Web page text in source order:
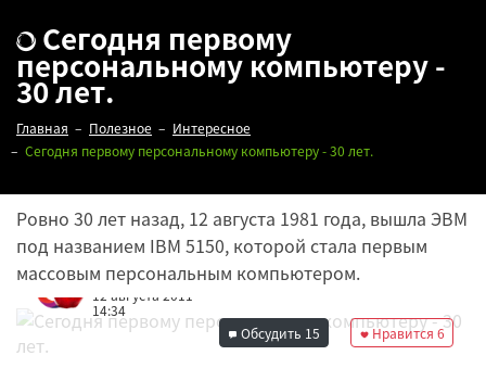
Сегодня первому
персональному компьютеру -
30 лет.
Главная Полезное
Интересное
Сегодня первому персональному компьютеру - 30 лет.
Ровно 30 лет назад, 12 августа 1981 года, вышла ЭВМ
под названием IBM 5150, которой стала первым
массовым персональным компьютером.
Редакция
12 августа 2011
14:34
Нравится 6
Обсудить 15